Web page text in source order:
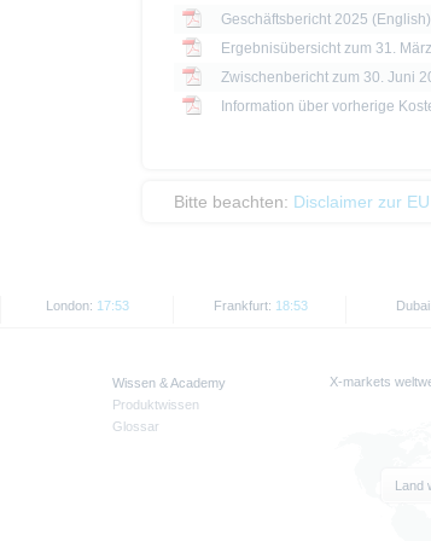
Geschäftsbericht 2025 (English)
Ergebnisübersicht zum 31.
Zwischenbericht zum 30. Juni
Information über vorherige
Bitte beachten: Disclaimer zur
London: 17:53 Frankfurt: 18:53 Dubai:
Wissen & Academy
Produktwissen
Glossar
X-markets
Land